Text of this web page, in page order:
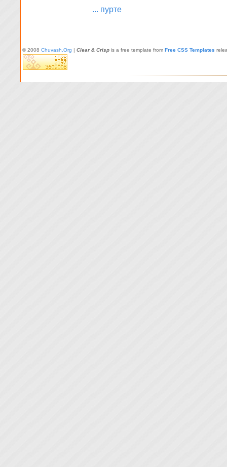
... пурте
© 2008 Chuvash.Org | Clear & Crisp is a free template from Free CSS Templates